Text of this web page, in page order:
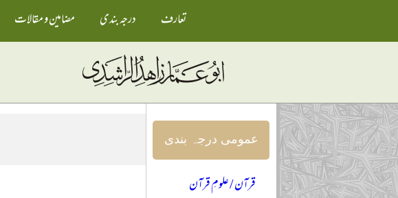
تعارف درجہ بندی مضامین و مقالات
عمومی درجہ بندی
قرآن / علومِ قرآن